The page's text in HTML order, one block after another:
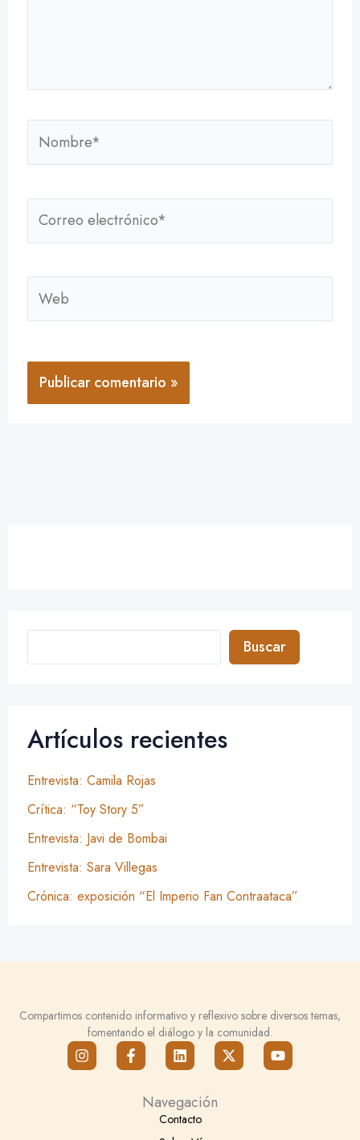
Nombre*
electrónico*
Buscar
Artículos recientes
Entrevista: Camila Rojas
Crítica: “Toy Story 5”
Entrevista: Javi de Bombai
Entrevista: Sara Villegas
Crónica: exposición “El Imperio Fan Contraataca”
Compartimos contenido informativo y reflexivo sobre diversos temas,
fomentando el diálogo y la comunidad.
I
n
s
F
a
c
L
i
n
e
d
X
-
t
Y
o
u
Navegación
Contacto